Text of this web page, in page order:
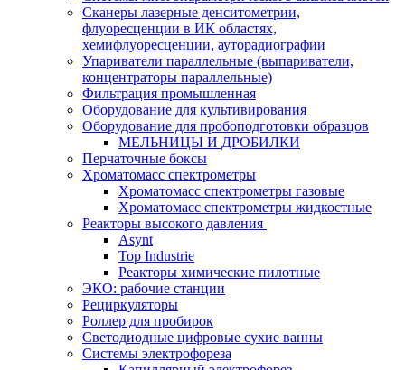
Сканеры лазерные денситометрии,
флуоресценции в ИК областях,
хемифлуоресценции, ауторадиографии
Упариватели параллельные (выпариватели,
концентраторы параллельные)
Фильтрация промышленная
Оборудование для культивирования
Оборудование для пробоподготовки образцов
МЕЛЬНИЦЫ И ДРОБИЛКИ
Перчаточные боксы
Хроматомасс спектрометры
Хроматомасс спектрометры газовые
Хроматомасс спектрометры жидкостные
Реакторы высокого давления
Asynt
Top Industrie
Реакторы химические пилотные
ЭКО: рабочие станции
Рециркуляторы
Роллер для пробирок
Светодиодные цифровые сухие ванны
Системы электрофореза